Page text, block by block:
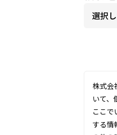
株式会
いて、
ここで
する情